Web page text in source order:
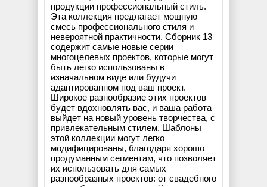
продукции профессиональный стиль.
Эта коллекция предлагает мощную
смесь профессионального стиля и
невероятной практичности. Сборник 13
содержит самые новые серии
многоцелевых проектов, которые могут
быть легко использованы в
изначальном виде или будучи
адаптированном под ваш проект.
Широкое разнообразие этих проектов
будет вдохновлять вас, и ваша работа
выйдет на новый уровень творчества, с
привлекательным стилем. Шаблоны
этой коллекции могут легко
модифицированы, благодаря хорошо
продуманным сегментам, что позволяет
их использовать для самых
разнообразных проектов: от свадебного